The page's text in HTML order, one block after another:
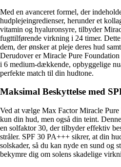
Med en avanceret formel, der
hudplejeingredienser, herunder et
vitamin og hyaluronsyre, tilbyder
fugttilførende virkning i 24 timer.
dem, der ønsker at pleje deres hud
Derudover er Miracle Pure
i 6 medium-dækkende, opbyggelige
perfekte match til din hudtone.
Maksimal Beskyttelse med
Ved at vælge Max Factor Miracle
kun din hud, men også din teint.
en solfaktor 30, der tilbyder effektiv
stråler. SPF 30 PA+++ sikrer, at din
solskader, så du kan nyde en sund og
bekymre dig om solens skadelige